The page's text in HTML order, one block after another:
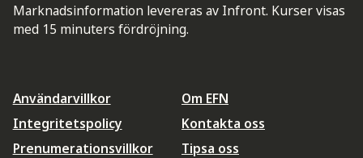
Marknadsinformation levereras av Infront. Kurser visas
med 15 minuters fördröjning.
Användarvillkor
Integritetspolicy
Prenumerationsvillkor
Om EFN
Kontakta oss
Tipsa oss